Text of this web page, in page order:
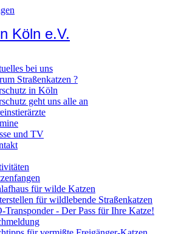
Köln e.V.
bei uns
Straßenkatzen ?
in Köln
geht uns alle an
und TV
für wilde Katzen
für wildlebende Straßenkatzen
Transponder - Der Pass für Ihre Katze!